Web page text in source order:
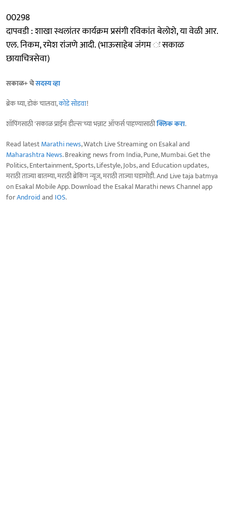
00298
दापवडी : शाखा स्थलांतर कार्यक्रम प्रसंगी रविकांत बेलोशे, या वेळी आर.
एल. निकम, रमेश रांजणे आदी. (भाऊसाहेब जंगम ः सकाळ
छायाचित्रसेवा)
सकाळ+ चेसदस्य व्हा
ब्रेक घ्या, डोकं चालवा,कोडे सोडवा!
शॉपिंगसाठी 'सकाळ प्राईम डील्स'च्या भन्नाट ऑफर्स पाहण्यासाठीक्लिक करा.
Read latestMarathi news, Watch Live Streaming on Esakal and
Maharashtra News. Breaking news from India, Pune, Mumbai. Get the
Politics, Entertainment, Sports, Lifestyle, Jobs, and Education updates,
मराठी ताज्या बातम्या, मराठी ब्रेकिंग न्यूज, मराठी ताज्या घडामोडी. And Live taja batmya
on Esakal Mobile App. Download the Esakal Marathi news Channel app
forAndroidand IOS.